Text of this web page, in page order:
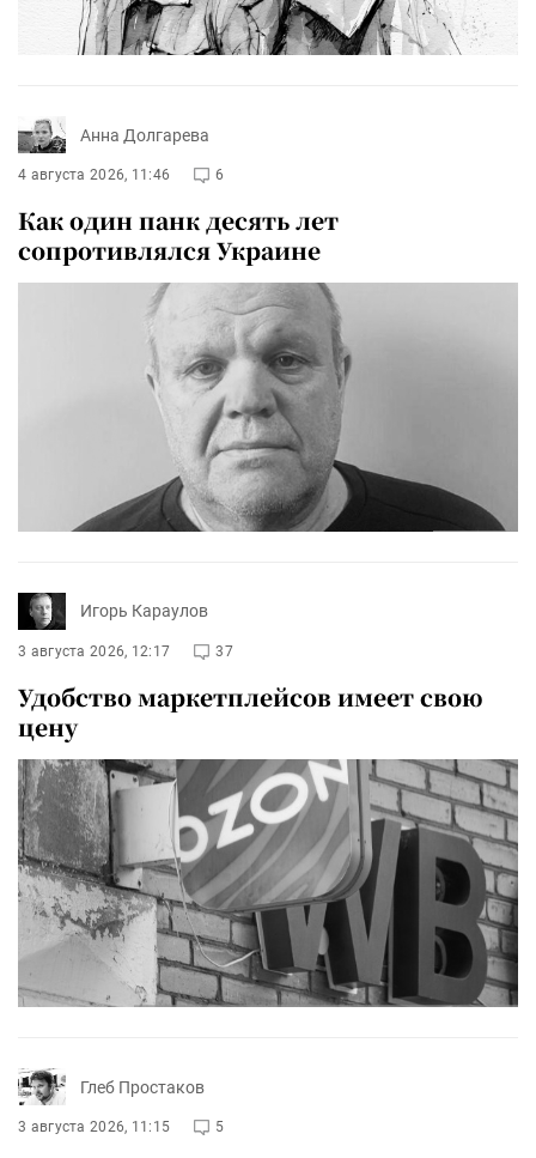
Анна Долгарева
4 августа 2026, 11:46 6
Как один панк десять лет
сопротивлялся Украине
Игорь Караулов
3 августа 2026, 12:17 37
Удобство маркетплейсов имеет свою
цену
Глеб Простаков
3 августа 2026, 11:15 5